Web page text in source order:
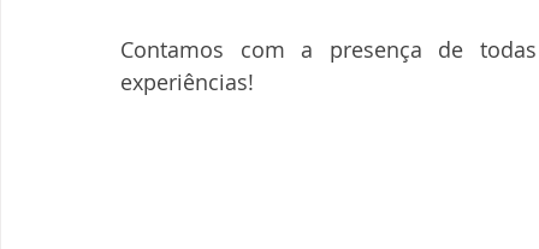
Contamos com a presença de
experiências!